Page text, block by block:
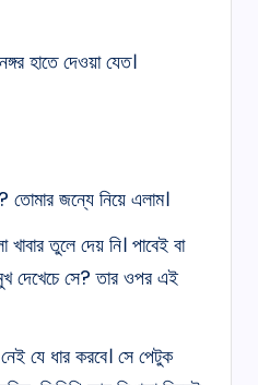
হাতে দেওয়া যেত।
তোমার জন্যে নিয়ে এলাম।
তুলে দেয় নি। পাবেই বা
দেখেচে সে? তার ওপর এই
যে ধার করবে। সে পেটুক